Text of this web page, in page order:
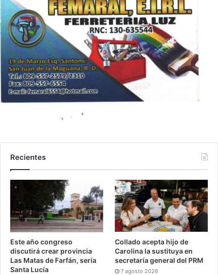
Recientes
Este año congreso
discutirá crear provincia
Las Matas de Farfán, sería
Santa Lucía
Collado acepta hijo de
Carolina la sustituya en
secretaría general del PRM
7 agosto 2026